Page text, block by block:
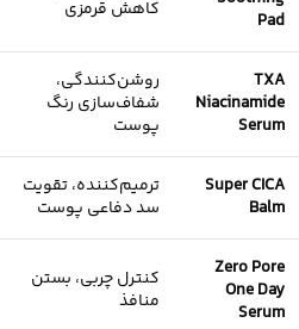
Pad
کاهش قرمزی
TXA
Niacinamide
Serum
روشن‌کنندگی،
شفاف‌سازی رنگ
پوست
Super CICA
Balm
ترمیم‌کننده، تقویت
سد دفاعی پوست
Zero Pore
One Day
Serum
کنترل چربی، بستن
منافذ